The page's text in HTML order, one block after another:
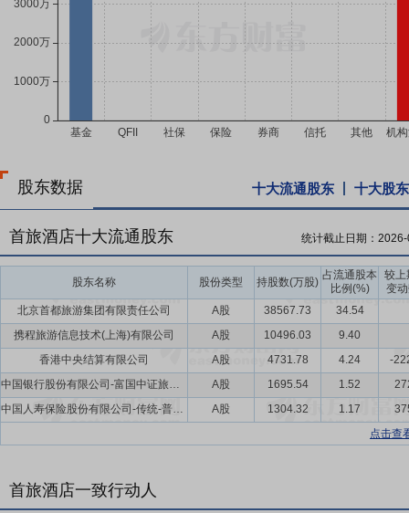
股东数据 十大流通股东 十大股东
首旅酒店十大流通股东 统计截止日期：
股东名称 股份类型 持股数(万股)
占流通股本
比例(%)
较上
变
北京首都旅游集团有限责任公司
A股 38567.73
34.54
携程旅游信息技术(上海)有限公司
A股 10496.03
9.40
香港中央结算有限公司
A股 4731.78 4.24
-
中国银行股份有限公司-富国中证旅游主题交易型开放式指数证券投资基金
A股 1695.54 1.52
中国人寿保险股份有限公司-传统-普通保险产品-005L-CT001沪
A股 1304.32 1.17
点击查
首旅酒店一致行动人